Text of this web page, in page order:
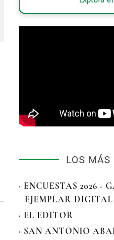
LOS MÁS
· ENCUESTAS 2026 -
EJEMPLAR DIGITAL
· EL EDITOR
· SAN ANTONIO